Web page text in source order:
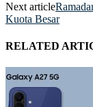
Next article
Kuota Besar
RELATED